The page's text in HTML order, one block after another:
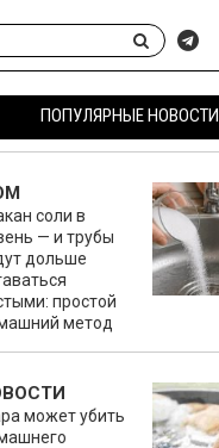
ПОПУЛЯРНЫЕ НОВОСТИ
соли в
— и трубы
дольше
простой
метод
может убить